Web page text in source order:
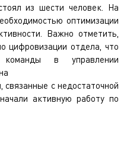
из шести человек. На
оптимизации
Важно отметить,
цифровизации отдела, что
команды в управлении
с недостаточной
активную работу по